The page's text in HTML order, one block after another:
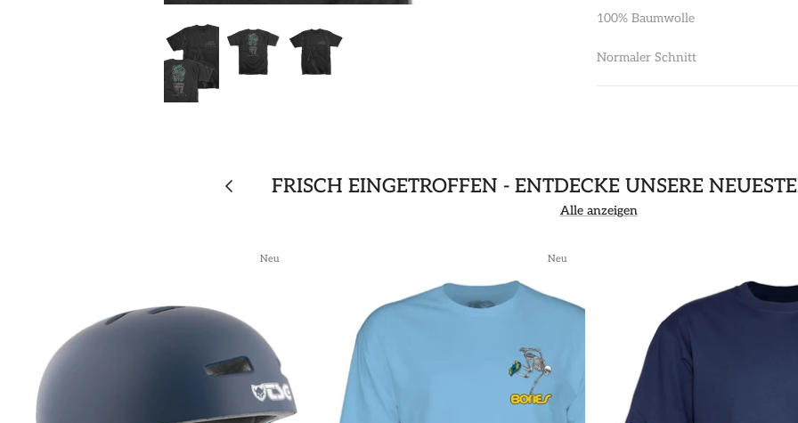
100% Baumwolle
Normaler Schnitt
FRISCH EINGETROFFEN - ENTDECKE UNSERE
Alle anzeigen
Neu Neu